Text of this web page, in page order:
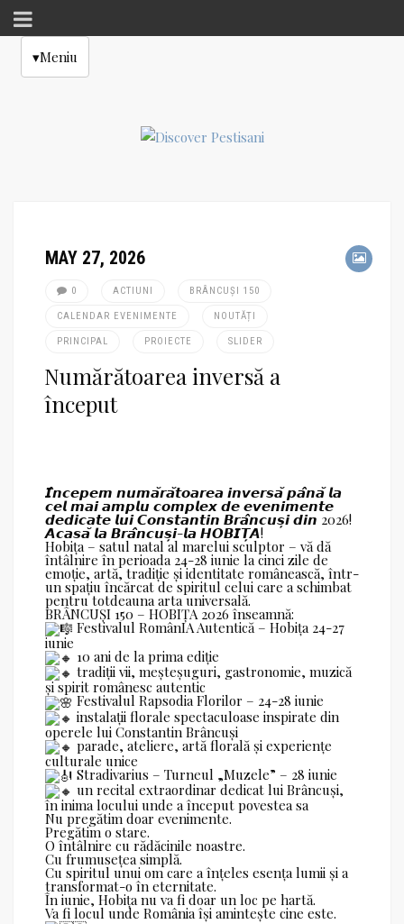
▾Meniu
MAY 27, 2026
0 ACTIUNI BRÂNCUȘI 150
CALENDAR EVENIMENTE NOUTĂȚI
PRINCIPAL PROIECTE SLIDER
Numărătoarea inversă a
început
𝙄̂𝙣𝙘𝙚𝙥𝙚𝙢 𝙣𝙪𝙢𝙖̆𝙧𝙖̆𝙩𝙤𝙖𝙧𝙚𝙖 𝙞𝙣𝙫𝙚𝙧𝙨𝙖̆ 𝙥𝙖̂𝙣𝙖̆ 𝙡𝙖
𝙘𝙚𝙡 𝙢𝙖𝙞 𝙖𝙢𝙥𝙡𝙪 𝙘𝙤𝙢𝙥𝙡𝙚𝙭 𝙙𝙚 𝙚𝙫𝙚𝙣𝙞𝙢𝙚𝙣𝙩𝙚
𝙙𝙚𝙙𝙞𝙘𝙖𝙩𝙚 𝙡𝙪𝙞 𝘾𝙤𝙣𝙨𝙩𝙖𝙣𝙩𝙞𝙣 𝘽𝙧𝙖̂𝙣𝙘𝙪𝙨̦𝙞 𝙙𝙞𝙣 2026!
𝘼𝙘𝙖𝙨𝙖̆ 𝙡𝙖 𝘽𝙧𝙖̂𝙣𝙘𝙪𝙨̦𝙞-𝙡𝙖 𝙃𝙊𝘽𝙄𝙏̦𝘼!
Hobița – satul natal al marelui sculptor – vă dă
întâlnire în perioada 24-28 iunie la cinci zile de
emoție, artă, tradiție și identitate românească, într-
un spațiu încărcat de spiritul celui care a schimbat
pentru totdeauna arta universală.
BRÂNCUȘI 150 – HOBIȚA 2026 înseamnă:
Festivalul RomânIA Autentică – Hobița 24-27
iunie
10 ani de la prima ediție
tradiții vii, meșteșuguri, gastronomie, muzică
și spirit românesc autentic
Festivalul Rapsodia Florilor – 24-28 iunie
instalații florale spectaculoase inspirate din
operele lui Constantin Brâncuși
parade, ateliere, artă florală și experiențe
culturale unice
Stradivarius – Turneul „Muzele” – 28 iunie
un recital extraordinar dedicat lui Brâncuși,
în inima locului unde a început povestea sa
Nu pregătim doar evenimente.
Pregătim o stare.
O întâlnire cu rădăcinile noastre.
Cu frumusețea simplă.
Cu spiritul unui om care a înțeles esența lumii și a
transformat-o în eternitate.
În iunie, Hobița nu va fi doar un loc pe hartă.
Va fi locul unde România își amintește cine este.